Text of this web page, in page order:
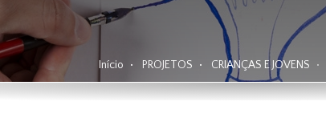
Início PROJETOS CRIANÇAS E JOVENS